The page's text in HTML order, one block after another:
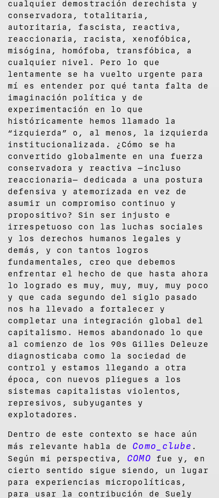
cualquier demostración derechista y
conservadora, totalitaria,
autoritaria, fascista, reactiva,
reaccionaria, racista, xenofóbica,
misógina, homófoba, transfóbica, a
cualquier nivel. Pero lo que
lentamente se ha vuelto urgente para
mí es entender por qué tanta falta de
imaginación política y de
experimentación en lo que
históricamente hemos llamado la
“izquierda” o, al menos, la izquierda
institucionalizada. ¿Cómo se ha
convertido globalmente en una fuerza
conservadora y reactiva —incluso
reaccionaria— dedicada a una postura
defensiva y atemorizada en vez de
asumir un compromiso continuo y
propositivo? Sin ser injusto e
irrespetuoso con las luchas sociales
y los derechos humanos legales y
demás, y con tantos logros
fundamentales, creo que debemos
enfrentar el hecho de que hasta ahora
lo logrado es muy, muy, muy, muy poco
y que cada segundo del siglo pasado
nos ha llevado a fortalecer y
completar una integración global del
capitalismo. Hemos abandonado lo que
al comienzo de los 90s Gilles Deleuze
diagnosticaba como la sociedad de
control y estamos llegando a otra
época, con nuevos pliegues a los
sistemas capitalistas violentos,
represivos, subyugantes y
explotadores.
Dentro de este contexto se hace aún
más relevante habla de Como_clube .
Según mi perspectiva, COMO fue y, en
cierto sentido sigue siendo, un lugar
para experiencias micropolíticas,
para usar la contribución de Suely